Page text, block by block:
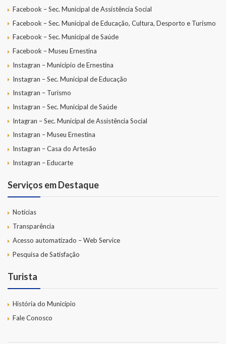
Facebook – Sec. Municipal de Assistência Social
Facebook – Sec. Municipal de Educação, Cultura, Desporto e Turismo
Facebook – Sec. Municipal de Saúde
Facebook – Museu Ernestina
Instagran – Município de Ernestina
Instagran – Sec. Municipal de Educação
Instagran – Turismo
Instagran – Sec. Municipal de Saúde
Intagran – Sec. Municipal de Assistência Social
Instagran – Museu Ernestina
Instagran – Casa do Artesão
Instagran – Educarte
Serviços em Destaque
Notícias
Transparência
Acesso automatizado – Web Service
Pesquisa de Satisfação
Turista
História do Município
Fale Conosco